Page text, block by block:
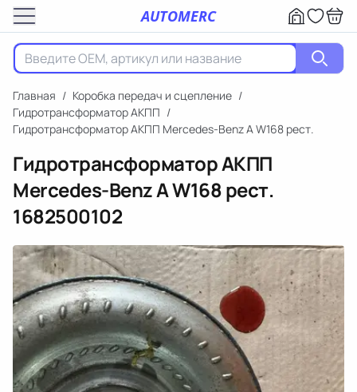
AUTOMERC
Главная / Коробка передач и сцепление /
Гидротрансформатор АКПП /
Гидротрансформатор АКПП Mercedes-Benz A W168 рест.
Гидротрансформатор АКПП
Mercedes-Benz A W168 рест.
1682500102